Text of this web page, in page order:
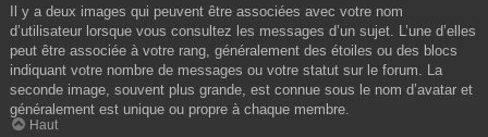
Il y a deux images qui peuvent être associées avec votre nom
d’utilisateur lorsque vous consultez les messages d’un sujet. L’une d’elles
peut être associée à votre rang, généralement des étoiles ou des blocs
indiquant votre nombre de messages ou votre statut sur le forum. La
seconde image, souvent plus grande, est connue sous le nom d’avatar et
généralement est unique ou propre à chaque membre.
Haut